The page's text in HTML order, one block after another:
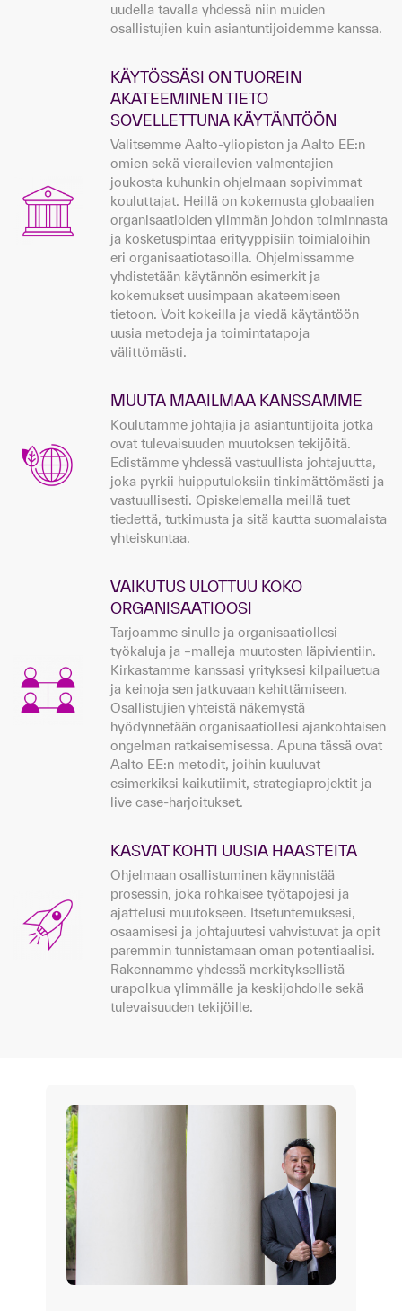
uudella tavalla yhdessä niin muiden
osallistujien kuin asiantuntijoidemme kanssa.
KÄYTÖSSÄSI ON TUOREIN
AKATEEMINEN TIETO
SOVELLETTUNA KÄYTÄNTÖÖN
Valitsemme Aalto-yliopiston ja Aalto EE:n
omien sekä vierailevien valmentajien
joukosta kuhunkin ohjelmaan sopivimmat
kouluttajat. Heillä on kokemusta globaalien
organisaatioiden ylimmän johdon toiminnasta
ja kosketuspintaa erityyppisiin toimialoihin
eri organisaatiotasoilla. Ohjelmissamme
yhdistetään käytännön esimerkit ja
kokemukset uusimpaan akateemiseen
tietoon. Voit kokeilla ja viedä käytäntöön
uusia metodeja ja toimintatapoja
välittömästi.
MUUTA MAAILMAA KANSSAMME
Koulutamme johtajia ja asiantuntijoita jotka
ovat tulevaisuuden muutoksen tekijöitä.
Edistämme yhdessä vastuullista johtajuutta,
joka pyrkii huipputuloksiin tinkimättömästi ja
vastuullisesti. Opiskelemalla meillä tuet
tiedettä, tutkimusta ja sitä kautta suomalaista
yhteiskuntaa.
VAIKUTUS ULOTTUU KOKO
ORGANISAATIOOSI
Tarjoamme sinulle ja organisaatiollesi
työkaluja ja –malleja muutosten läpivientiin.
Kirkastamme kanssasi yrityksesi kilpailuetua
ja keinoja sen jatkuvaan kehittämiseen.
Osallistujien yhteistä näkemystä
hyödynnetään organisaatiollesi ajankohtaisen
ongelman ratkaisemisessa. Apuna tässä ovat
Aalto EE:n metodit, joihin kuuluvat
esimerkiksi kaikutiimit, strategiaprojektit ja
live case-harjoitukset.
KASVAT KOHTI UUSIA HAASTEITA
Ohjelmaan osallistuminen käynnistää
prosessin, joka rohkaisee työtapojesi ja
ajattelusi muutokseen. Itsetuntemuksesi,
osaamisesi ja johtajuutesi vahvistuvat ja opit
paremmin tunnistamaan oman potentiaalisi.
Rakennamme yhdessä merkityksellistä
urapolkua ylimmälle ja keskijohdolle sekä
tulevaisuuden tekijöille.